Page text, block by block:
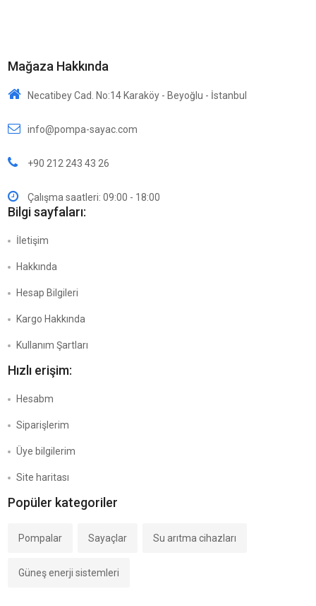
Mağaza Hakkında
Necatibey Cad. No:14 Karaköy - Beyoğlu - İstanbul
info@pompa-sayac.com
+90 212 243 43 26
Çalışma saatleri: 09:00 - 18:00
Bilgi sayfaları:
İletişim
Hakkında
Hesap Bilgileri
Kargo Hakkında
Kullanım Şartları
Hızlı erişim:
Hesabm
Siparişlerim
Üye bilgilerim
Site haritası
Popüler kategoriler
Pompalar Sayaçlar Su arıtma cihazları
Güneş enerji sistemleri